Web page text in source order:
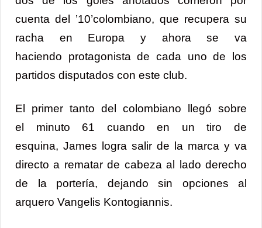
cuenta del ’10’colombiano, que recupera su
racha en Europa y ahora se va
haciendo protagonista de cada uno de los
partidos disputados con este club.
El primer tanto del colombiano llegó sobre
el minuto 61 cuando en un tiro de
esquina, James logra salir de la marca y va
directo a rematar de cabeza al lado derecho
de la portería, dejando sin opciones al
arquero Vangelis Kontogiannis.